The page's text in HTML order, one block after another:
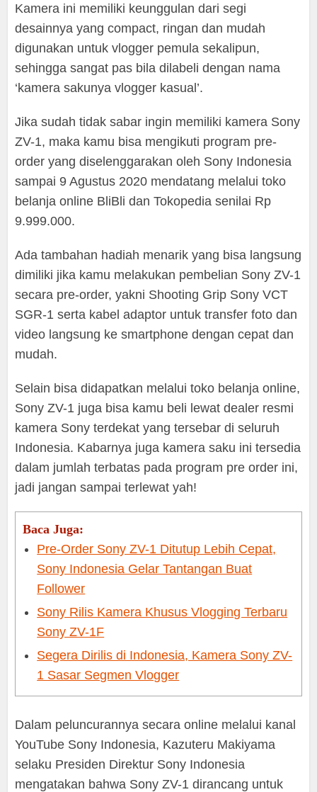
Kamera ini memiliki keunggulan dari segi
desainnya yang compact, ringan dan mudah
digunakan untuk vlogger pemula sekalipun,
sehingga sangat pas bila dilabeli dengan nama
‘kamera sakunya vlogger kasual’.
Jika sudah tidak sabar ingin memiliki kamera Sony
ZV-1, maka kamu bisa mengikuti program pre-
order yang diselenggarakan oleh Sony Indonesia
sampai 9 Agustus 2020 mendatang melalui toko
belanja online BliBli dan Tokopedia senilai Rp
9.999.000.
Ada tambahan hadiah menarik yang bisa langsung
dimiliki jika kamu melakukan pembelian Sony ZV-1
secara pre-order, yakni Shooting Grip Sony VCT
SGR-1 serta kabel adaptor untuk transfer foto dan
video langsung ke smartphone dengan cepat dan
mudah.
Selain bisa didapatkan melalui toko belanja online,
Sony ZV-1 juga bisa kamu beli lewat dealer resmi
kamera Sony terdekat yang tersebar di seluruh
Indonesia. Kabarnya juga kamera saku ini tersedia
dalam jumlah terbatas pada program pre order ini,
jadi jangan sampai terlewat yah!
Baca Juga:
Pre-Order Sony ZV-1 Ditutup Lebih Cepat,
Sony Indonesia Gelar Tantangan Buat
Follower
Sony Rilis Kamera Khusus Vlogging Terbaru
Sony ZV-1F
Segera Dirilis di Indonesia, Kamera Sony ZV-
1 Sasar Segmen Vlogger
Dalam peluncurannya secara online melalui kanal
YouTube Sony Indonesia, Kazuteru Makiyama
selaku Presiden Direktur Sony Indonesia
mengatakan bahwa Sony ZV-1 dirancang untuk